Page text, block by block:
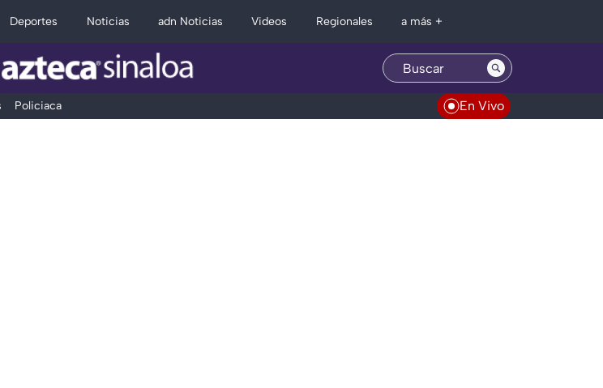
Deportes Noticias adn Noticias Videos Regionales a más +
Policiaca En Vivo